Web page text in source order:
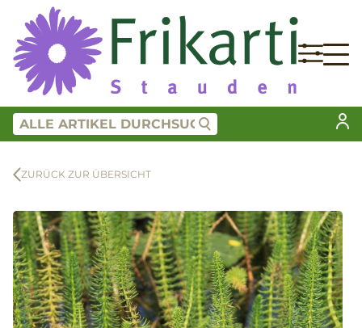
ZURÜCK ZUR ÜBERSICHT